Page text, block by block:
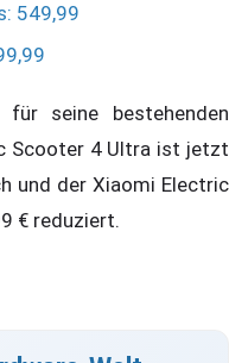
549,99
seine bestehenden
Scooter 4 Ultra ist jetzt
und der Xiaomi Electric
€ reduziert.